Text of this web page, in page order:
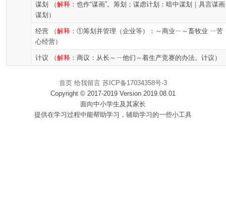
谋划 （解释： 也作“谋画”。筹划；谋虑计划：暗中谋划｜具言谋画
谋划）
经营 （解释： ①筹划并管理（企业等）：～商业ㄧ～畜牧业 ㄧ苦
心经营）
计议 （解释： 商议：从长～ㄧ他们～着生产竞赛的办法。计议）
首页 给我留言 苏ICP备17034358号-3
Copyright © 2017-2019 Version 2019.08.01
面向中小学生及其家长
提供在学习过程中能帮助学习，辅助学习的一些小工具